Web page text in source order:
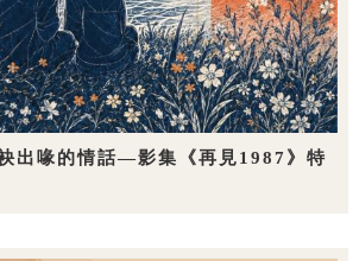
袂出喙的情話—影集《再見1987》特